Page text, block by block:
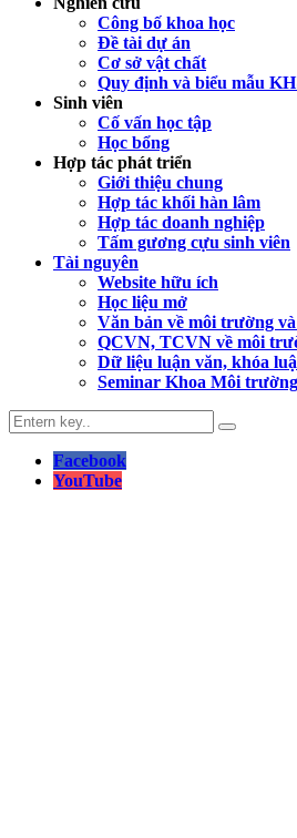
Công bố khoa học
Đề tài dự án
Cơ sở vật chất
Quy định và biểu mẫu
Sinh viên
Cố vấn học tập
Học bổng
Hợp tác phát triển
Giới thiệu chung
Hợp tác khối hàn lâm
Hợp tác doanh nghiệp
Tấm gương cựu sinh viên
Tài nguyên
Website hữu ích
Học liệu mở
Văn bản về môi trường
QCVN, TCVN về môi
Dữ liệu luận văn, khóa
Seminar Khoa Môi trường
Facebook
YouTube